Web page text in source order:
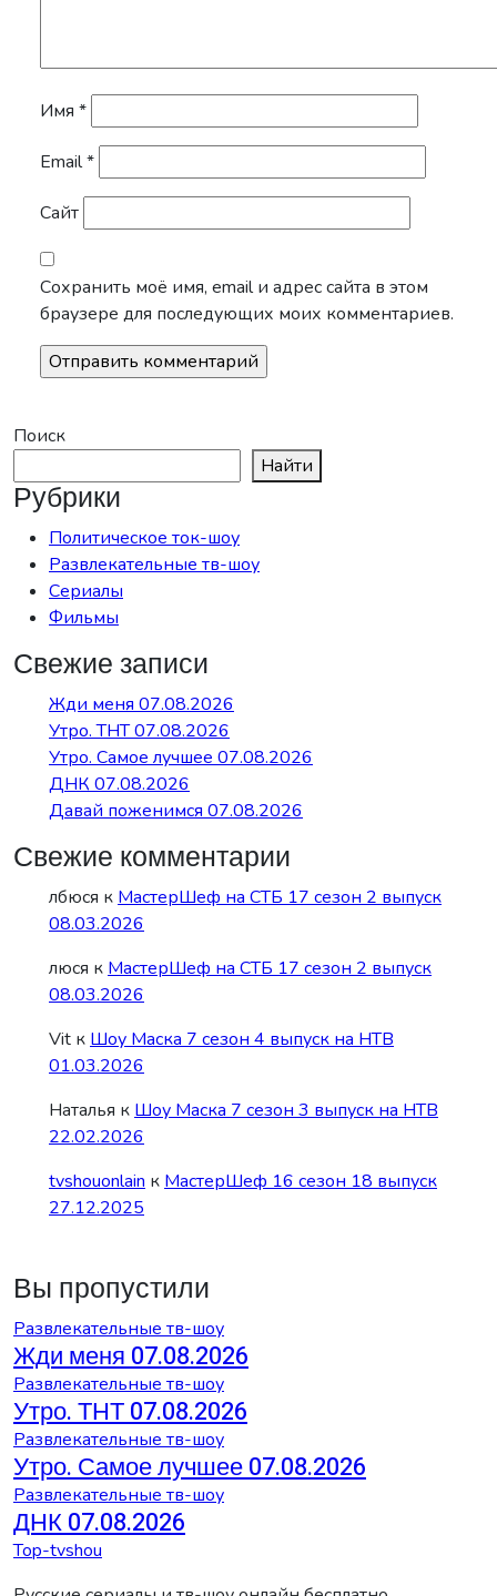
Имя *
Email*
Сайт
Сохранить моё имя, email и адрес сайта в этом
браузере для последующих моих комментариев.
Поиск
Найти
Рубрики
Политическое ток-шоу
Развлекательные тв-шоу
Сериалы
Фильмы
Свежие записи
Жди меня 07.08.2026
Утро. ТНТ 07.08.2026
Утро. Самое лучшее 07.08.2026
ДНК 07.08.2026
Давай поженимся 07.08.2026
Свежие комментарии
лбюся к МастерШеф на СТБ 17 сезон 2 выпуск
08.03.2026
люся к МастерШеф на СТБ 17 сезон 2 выпуск
08.03.2026
Vit к Шоу Маска 7 сезон 4 выпуск на НТВ
01.03.2026
Наталья к Шоу Маска 7 сезон 3 выпуск на НТВ
22.02.2026
tvshouonlain к МастерШеф 16 сезон 18 выпуск
27.12.2025
Вы пропустили
Развлекательные тв-шоу
Жди меня 07.08.2026
Развлекательные тв-шоу
Утро. ТНТ 07.08.2026
Развлекательные тв-шоу
Утро. Самое лучшее 07.08.2026
Развлекательные тв-шоу
ДНК 07.08.2026
Top-tvshou